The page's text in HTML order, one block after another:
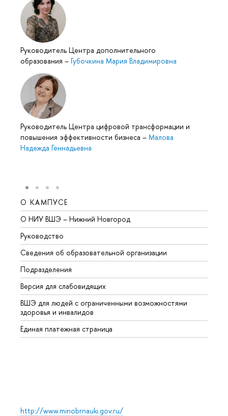
Руководитель Центра дополнительного
образования – Губочкина Мария Владимировна
Руководитель Центра цифровой трансформации и
повышения эффективности бизнеса – Малова
Надежда Геннадьевна
О КАМПУСЕ
О НИУ ВШЭ – Нижний Новгород
Руководство
Сведения об образовательной организации
Подразделения
ерсия для слабовидящих
ШЭ для людей с ограниченными возможностями
здоровья и инвалидо
Единая платежная страница
http://www.minobrnauki.gov.ru/